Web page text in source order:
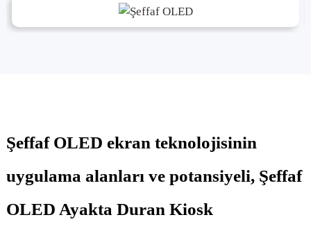
Şeffaf OLED ekran teknolojisinin
uygulama alanları ve potansiyeli, Şeffaf
OLED Ayakta Duran Kiosk